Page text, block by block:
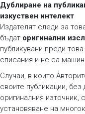
Дублиране на
изкуствен интелект
Издателят следи за
бъдат оригинални
публикувани преди
списания и не са
Случаи, в които
своите публикации,
оригиналния източник,
установяване на